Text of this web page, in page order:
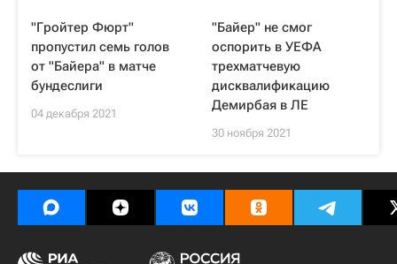
"Гройтер Фюрт"
пропустил семь голов
от "Байера" в матче
бундеслиги
04 декабря 2021
"Байер" не смог
оспорить в УЕФА
трехматчевую
дисквалификацию
Демирбая в ЛЕ
30 ноября 2021